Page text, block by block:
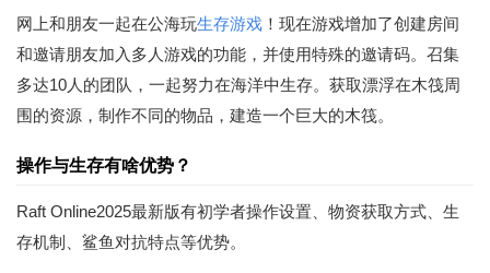
网上和朋友一起在公海玩生存游戏 ！现在游戏增加了创建房间
和邀请朋友加入多人游戏的功能，并使用特殊的邀请码。召集
多达10人的团队，一起努力在海洋中生存。获取漂浮在木筏周
围的资源，制作不同的物品，建造一个巨大的木筏。
操作与生存有啥优势？
Raft Online2025最新版有初学者操作设置、物资获取方式、生
存机制、鲨鱼对抗特点等优势。